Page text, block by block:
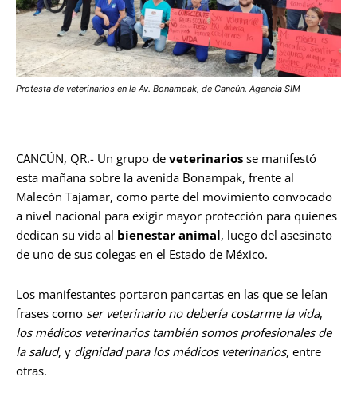
Protesta de veterinarios en la Av. Bonampak, de Cancún. Agencia SIM
CANCÚN, QR.- Un grupo de veterinarios se manifestó
esta mañana sobre la avenida Bonampak, frente al
Malecón Tajamar, como parte del movimiento convocado
a nivel nacional para exigir mayor protección para quienes
dedican su vida al bienestar animal, luego del asesinato
de uno de sus colegas en el Estado de México.
Los manifestantes portaron pancartas en las que se leían
frases como ser veterinario no debería costarme la vida,
los médicos veterinarios también somos profesionales de
la salud, y dignidad para los médicos veterinarios, entre
otras.